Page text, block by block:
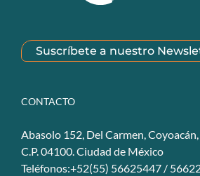
Suscríbete a nuestro
CONTACTO
Abasolo 152, Del Carmen, Coyoacán,
C.P. 04100. Ciudad de México
Teléfonos:+52(55) 56625447 /